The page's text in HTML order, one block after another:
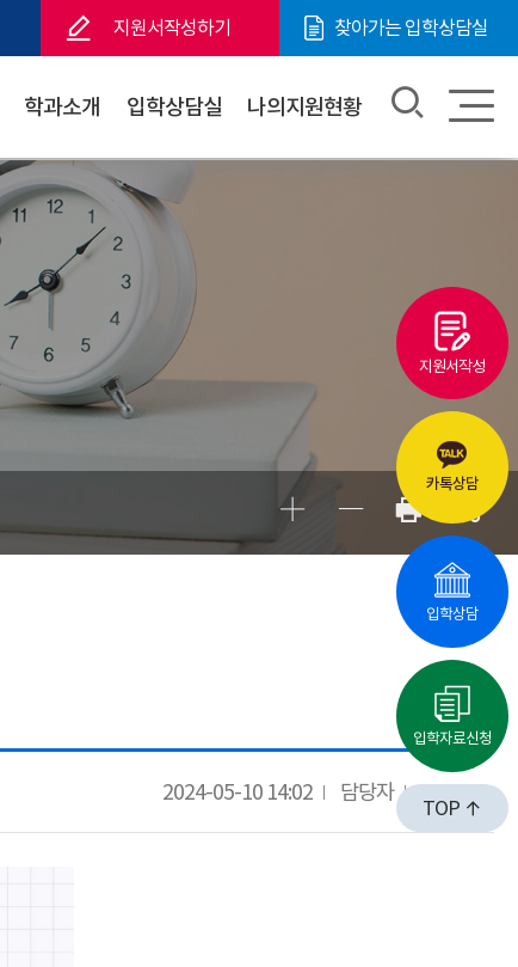
지원서작성하기 찾아가는 입학상담실
학과소개 입학상담실 나의지원현황
2024-05-10 14:02 담당자 2447
지원서작성
카톡상담
입학상담
입학자료신청
TOP